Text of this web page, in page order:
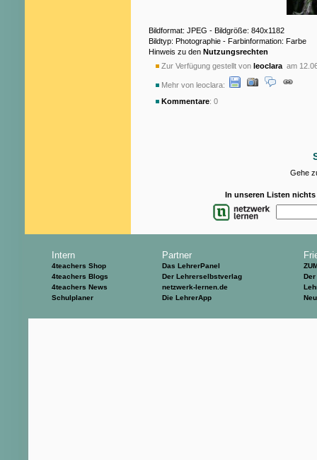
Bildformat: JPEG - Bildgröße: 840x1182
Bildtyp: Photographie - Farbinformation: Farbe
Hinweis zu den Nutzungsrechten
Zur Verfügung gestellt von leoclara am
Mehr von leoclara:
Kommentare: 0
Gehe
In unseren Listen
Intern
4teachers Shop
4teachers Blogs
4teachers News
Schulplaner
Partner
Das LehrerPanel
Der Lehrerselbstverlag
netzwerk-lernen.de
Die LehrerApp